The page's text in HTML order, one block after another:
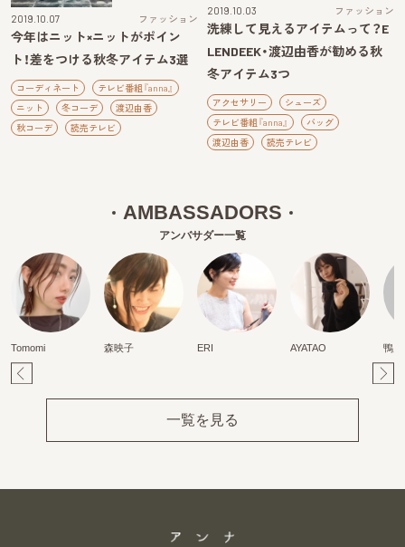
2019.10.07 ファッション
今年はニット×ニットがポイン
ト！差をつける秋冬アイテム3選
コーディネート
テレビ番組『anna』
ニット
冬コーデ
渡辺由香
秋コーデ
読売テレビ
2019.10.03 ファッション
洗練して見えるアイテムって？E
LENDEEK・渡辺由香が勧める秋
冬アイテム3つ
アクセサリー
シューズ
テレビ番組『anna』
バッグ
渡辺由香
読売テレビ
AMBASSADORS
アンバサダー一覧
Tomomi 森映子 ERI AYATAO 鴨川
一覧を見る